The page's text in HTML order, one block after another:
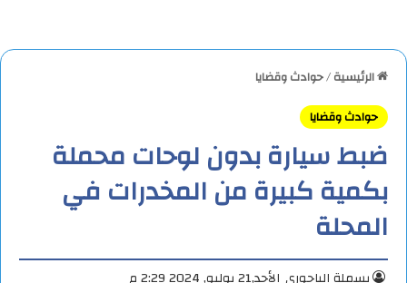
الرئيسية/حوادث وقضايا
حوادث وقضايا
ضبط سيارة بدون لوحات محملة
بكمية كبيرة من المخدرات في
المحلة